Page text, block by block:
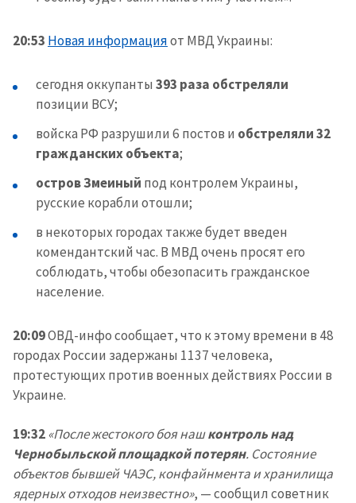
20:53 Новая информацияот МВД Украины:
сегодня оккупанты 393 раза обстреляли
позиции ВСУ;
войска РФ разрушили 6 постов и обстреляли 32
гражданских объекта;
остров Змеиный под контролем Украины,
русские корабли отошли;
в некоторых городах также будет введен
комендантский час. В МВД очень просят его
соблюдать, чтобы обезопасить гражданское
население.
20:09ОВД-инфо сообщает, что к этому времени в 48
городах России задержаны 1137 человека,
протестующих против военных действиях России в
Украине.
19:32 «После жестокого боя нашконтроль над
Чернобыльской площадкой потерян. Состояние
объектов бывшей ЧАЭС, конфайнмента и хранилища
ядерных отходов неизвестно», — сообщил советник